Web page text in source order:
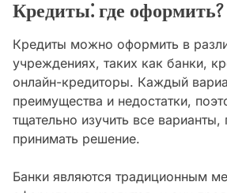
Кредиты⁚ где оформить?
Кредиты можно оформить в
учреждениях, таких как банки,
онлайн-кредиторы. Каждый
преимущества и недостатки,
тщательно изучить все
принимать решение.
Банки являются традиционным